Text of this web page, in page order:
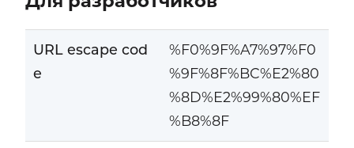
URL escape cod
e
%F0%9F%A7%97%F0
%9F%8F%BC%E2%80
%8D%E2%99%80%EF
%B8%8F